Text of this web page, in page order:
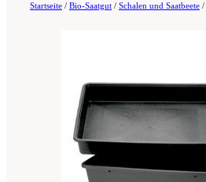
Startseite / Bio-Saatgut / Schalen und Saatbeete /